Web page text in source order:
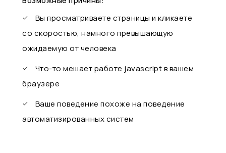
Вы просматриваете страницы и кликаете
со скоростью, намного превышающую
ожидаемую от человека
Что-то мешает работе javascript в вашем
браузере
Ваше поведение похоже на поведение
автоматизированных систем